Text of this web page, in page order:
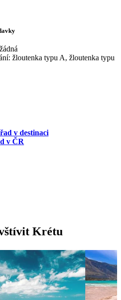
žloutenka typu A, žloutenka typu
v destinaci
v ČR
Krétu